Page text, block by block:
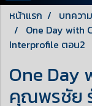
หน้าแรก บทควา
One Day
Interprofile ตอน2
One Day
คุณพรชัย